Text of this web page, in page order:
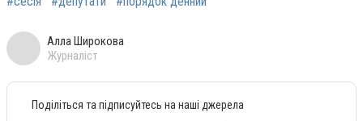
Алла Широкова
Журналіст
Поділіться та підписуйтесь на наші джерела